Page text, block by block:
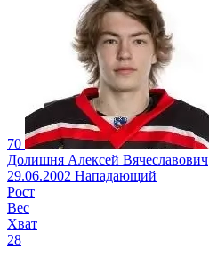
70
Долишня Алексей Вячеславович
29.06.2002 Нападающий
Рост
Вес
Хват
28